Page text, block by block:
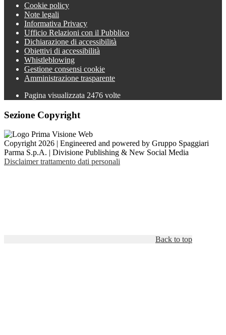
Cookie policy
Note legali
Informativa Privacy
Ufficio Relazioni con il Pubblico
Dichiarazione di accessibilità
Obiettivi di accessibilità
Whistleblowing
Gestione consensi cookie
Amministrazione trasparente
Pagina visualizzata 2476 volte
Sezione Copyright
Copyright 2026 | Engineered and powered by Gruppo Spaggiari
Parma S.p.A. | Divisione Publishing & New Social Media
Disclaimer trattamento dati personali
Back to top